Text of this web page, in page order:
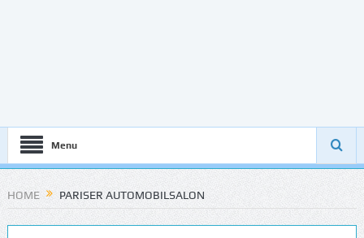
Menu
HOME PARISER AUTOMOBILSALON